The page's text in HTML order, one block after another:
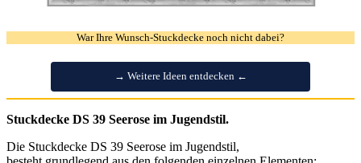
War Ihre Wunsch-Stuckdecke noch nicht dabei?
→ Weitere Ideen entdecken ←
Stuckdecke DS 39 Seerose im Jugendstil.
Die Stuckdecke DS 39 Seerose im Jugendstil,